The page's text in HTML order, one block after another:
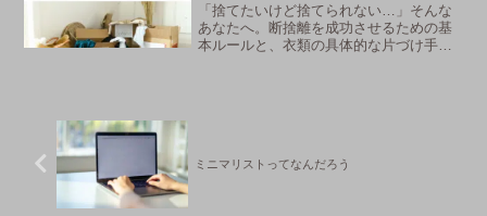
「捨てたいけど捨てられない…」そんな
あなたへ。断捨離を成功させるための基
本ルールと、衣類の具体的な片づけ手順
ミニマリストってなんだろう